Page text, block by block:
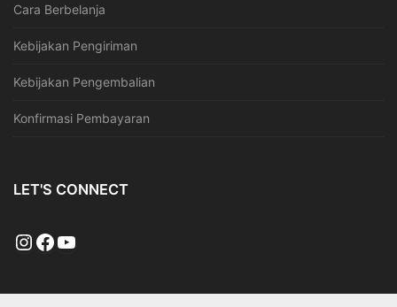
Cara Berbelanja
Kebijakan Pengiriman
Kebijakan Pengembalian
Konfirmasi Pembayaran
LET'S CONNECT